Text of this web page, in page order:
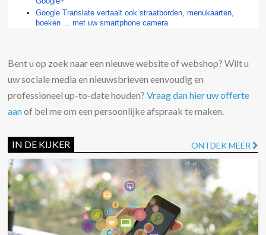
Google Translate vertaalt ook straatborden, menukaarten,
boeken ... met uw smartphone camera
Bent u op zoek naar een nieuwe website of webshop? Wilt u
uw sociale media en nieuwsbrieven eenvoudig en
professioneel up-to-date houden?Vraag dan hier uw offerte
aanof bel me om een persoonlijke afspraak te maken.
IN DE KIJKER ONTDEK MEER